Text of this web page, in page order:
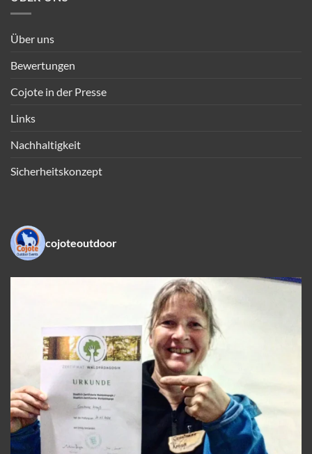
Über uns
Bewertungen
Cojote in der Presse
Links
Nachhaltigkeit
Sicherheitskonzept
cojoteoutdoor